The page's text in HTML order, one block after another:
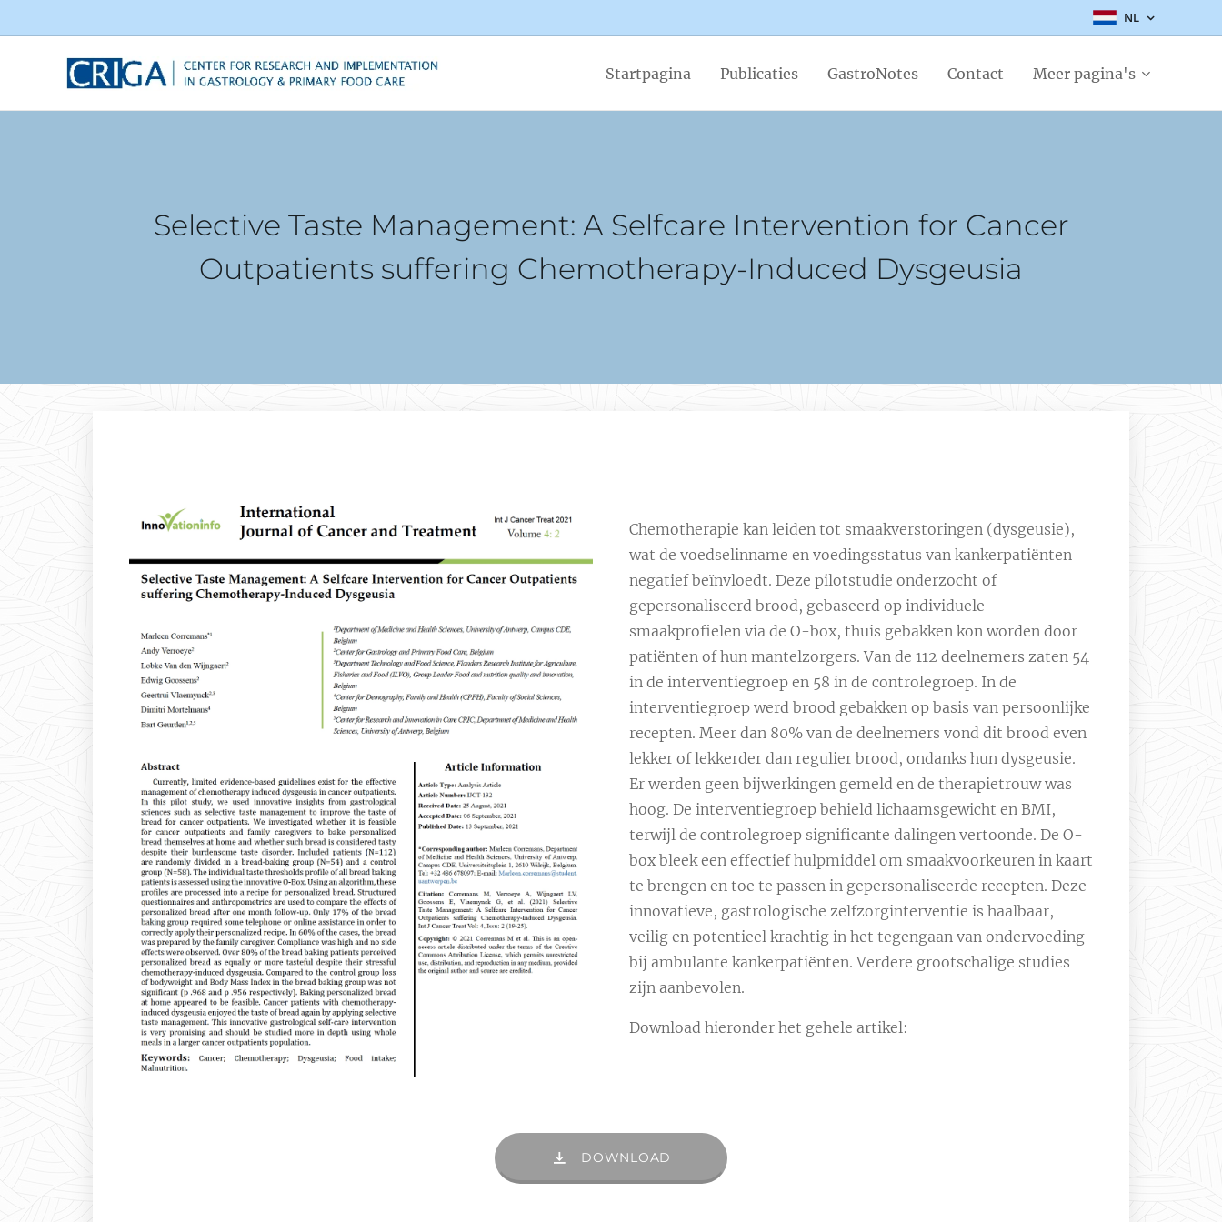
NL
Startpagina Publicaties GastroNotes Contact Meer pagina's
Selective Taste Management: A Selfcare Intervention for Cancer
Outpatients suffering Chemotherapy-Induced Dysgeusia
Chemotherapie kan leiden tot smaakverstoringen (dysgeusie),
wat de voedselinname en voedingsstatus van kankerpatiënten
negatief beïnvloedt. Deze pilotstudie onderzocht of
gepersonaliseerd brood, gebaseerd op individuele
smaakprofielen via de O-box, thuis gebakken kon worden door
patiënten of hun mantelzorgers. Van de 112 deelnemers zaten 54
in de interventiegroep en 58 in de controlegroep. In de
interventiegroep werd brood gebakken op basis van persoonlijke
recepten. Meer dan 80% van de deelnemers vond dit brood even
lekker of lekkerder dan regulier brood, ondanks hun dysgeusie.
Er werden geen bijwerkingen gemeld en de therapietrouw was
hoog. De interventiegroep behield lichaamsgewicht en BMI,
terwijl de controlegroep significante dalingen vertoonde. De O-
box bleek een effectief hulpmiddel om smaakvoorkeuren in kaart
te brengen en toe te passen in gepersonaliseerde recepten. Deze
innovatieve, gastrologische zelfzorginterventie is haalbaar,
veilig en potentieel krachtig in het tegengaan van ondervoeding
bij ambulante kankerpatiënten. Verdere grootschalige studies
zijn aanbevolen.
Download hieronder het gehele artikel:
DOWNLOAD